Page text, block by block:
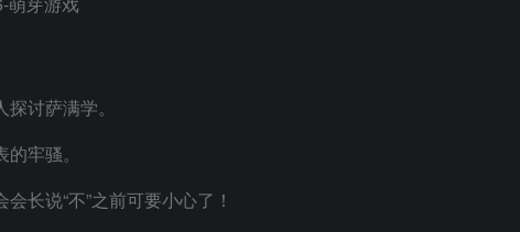
讨萨满学。
牢骚。
长说“不”之前可要小心了！